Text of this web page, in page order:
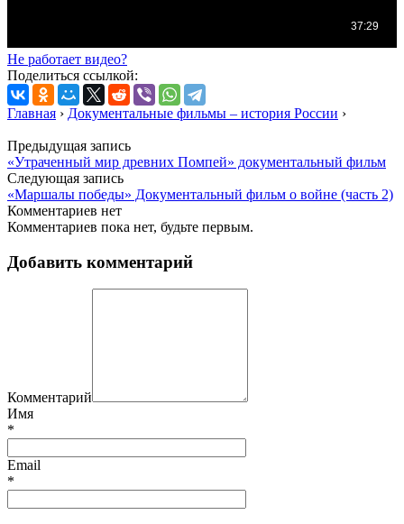
Не работает видео?
Поделиться ссылкой:
Главная › Документальные фильмы – история России ›
Предыдущая запись
«Утраченный мир древних Помпей» документальный фильм
Следующая запись
«Маршалы победы» Документальный фильм о войне (часть 2)
Комментариев нет
Комментариев пока нет, будьте первым.
Добавить комментарий
Комментарий
Имя
*
Email
*